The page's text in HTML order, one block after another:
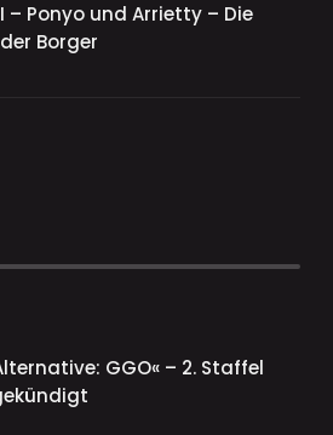
– Ponyo und Arrietty – Die
Borger
GGO« – 2. Staffel